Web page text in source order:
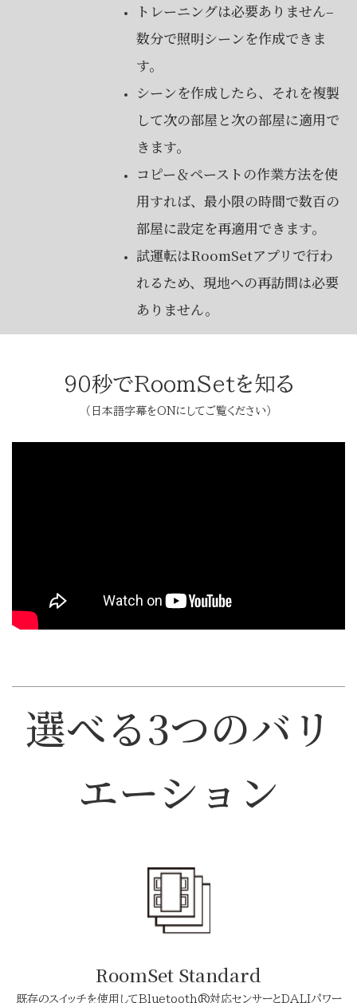
トレーニングは必要ありません–
数分で照明シーンを作成できま
す。
シーンを作成したら、それを複製
して次の部屋と次の部屋に適用で
きます。
コピー＆ペーストの作業方法を使
用すれば、最小限の時間で数百の
部屋に設定を再適用できます。
試運転はRoomSetアプリで行わ
れるため、現地への再訪問は必要
ありません。
90秒でRoomSetを知る
（日本語字幕をONにしてご覧ください）
選べる3つのバリ
エーション
RoomSet Standard
既存のスイッチを使用してBluetooth®対応センサーとDALIパワー